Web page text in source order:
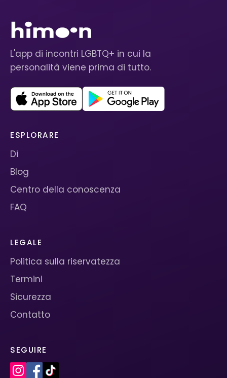
L'app di incontri LGBTQ+ in cui la
personalità viene prima di tutto.
ESPLORARE
Di
Blog
Centro della conoscenza
FAQ
LEGALE
Politica sulla riservatezza
Termini
Sicurezza
Contatto
SEGUIRE